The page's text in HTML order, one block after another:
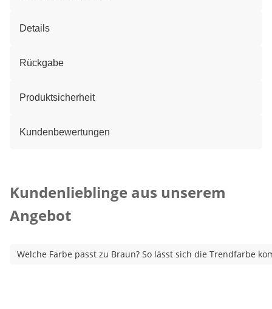
Details
Rückgabe
Produktsicherheit
Kundenbewertungen
Kundenlieblinge aus unserem
Angebot
Welche Farbe passt zu Braun? So lässt sich die Trendfarbe